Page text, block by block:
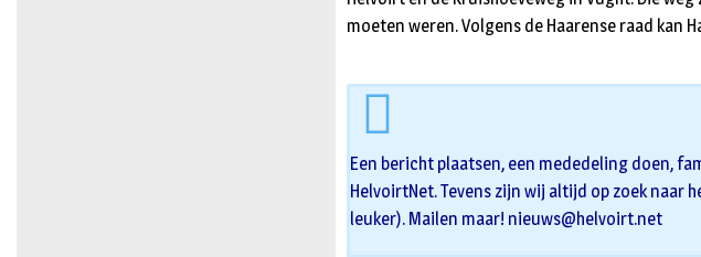
moeten weren. Volgens de Haarense raad kan
Een bericht plaatsen, een mededeling doen,
HelvoirtNet. Tevens zijn wij altijd op zoek naar
leuker). Mailen maar! nieuws@helvoirt.net